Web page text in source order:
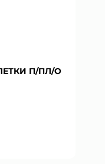
П/ПЛ/О